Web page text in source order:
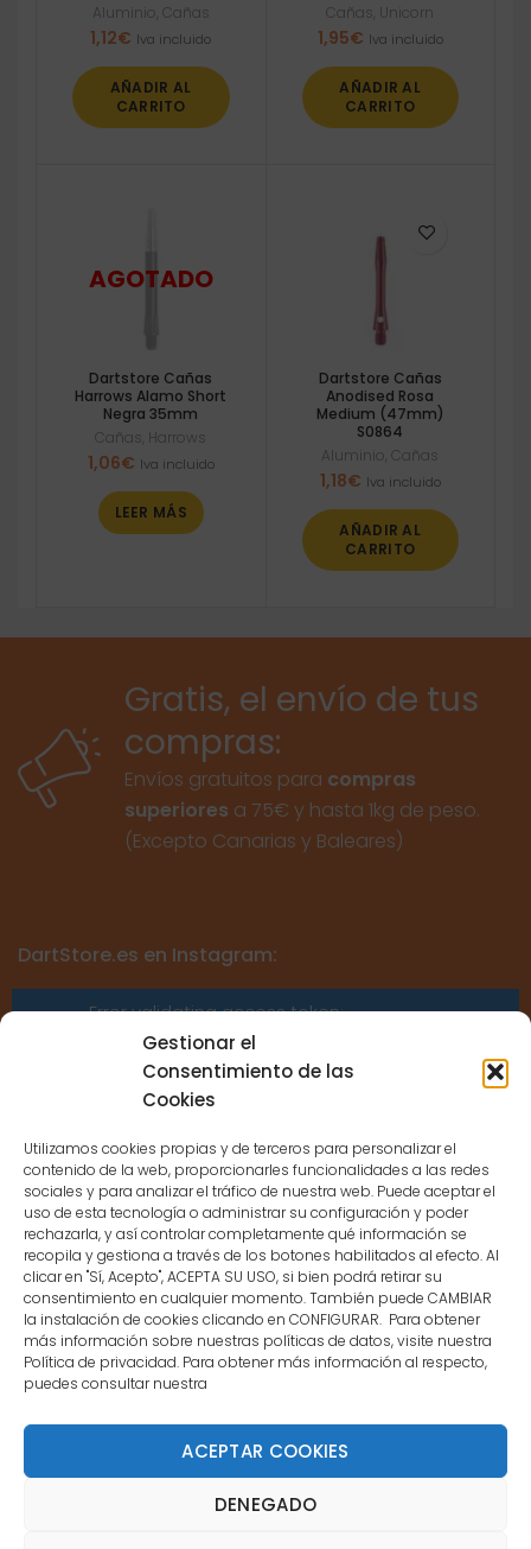
Gestionar el
Consentimiento de las
Cookies
Utilizamos cookies propias y de terceros para personalizar el
contenido de la web, proporcionarles funcionalidades a las redes
sociales y para analizar el tráfico de nuestra web. Puede aceptar el
uso de esta tecnología o administrar su configuración y poder
rechazarla, y así controlar completamente qué información se
recopila y gestiona a través de los botones habilitados al efecto. Al
clicar en "Sí, Acepto", ACEPTA SU USO, si bien podrá retirar su
consentimiento en cualquier momento. También puede CAMBIAR
la instalación de cookies clicando en CONFIGURAR. Para obtener
más información sobre nuestras políticas de datos, visite nuestra
Política de privacidad. Para obtener más información al respecto,
puedes consultar nuestra
ACEPTAR COOKIES
DENEGADO
Aluminio Cañas
1,12€ Iva incluido
AÑADIR AL
CARRITO
Cañas Unicorn
1,95€ Iva incluido
AÑADIR AL
CARRITO
Dartstore Cañas
Harrows Alamo Short
Negra 35mm
Cañas Harrows
1,06€ Iva incluido
LEER MÁS
Dartstore Cañas
Anodised Rosa
Medium (47mm)
S0864
Aluminio ,Cañas
1,18€ Iva incluido
AÑADIR AL
CARRITO
Gratis, el envío de tus
compras:
Envíos gratuitos para compras
superiores a 75€ y hasta 1kg de peso.
(Excepto Canarias y Baleares)
DartStore.es en Instagram:
Error validating access token:
Sessions for the user are not allowed
because the user is not a confirmed
CONTACTO
MENÚ PRINCIPAL
MI CUENTA
DOCUMENTACIÓN